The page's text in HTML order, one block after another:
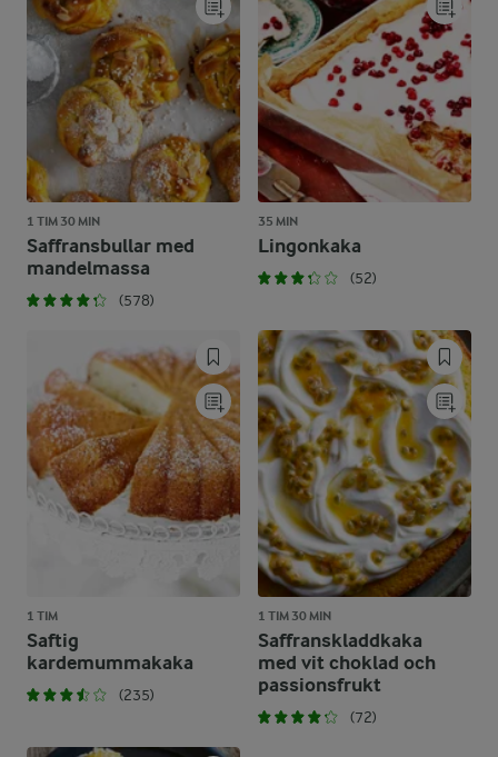
1 TIM 30 MIN
Saffransbullar med
mandelmassa
(578)
35 MIN
Lingonkaka
(52)
1 TIM
Saftig
kardemummakaka
(235)
1 TIM 30 MIN
Saffranskladdkaka
med vit choklad och
passionsfrukt
(72)